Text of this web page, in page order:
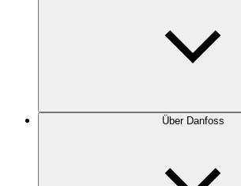
Über Danfoss